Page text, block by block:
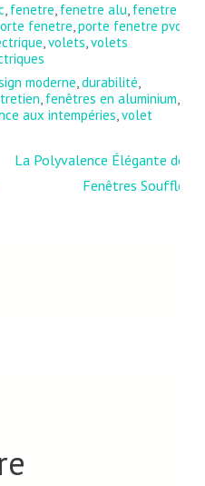
, fenetre, fenetre alu, fenetre
fenetre,porte fenetre pvc
,volets,volets
moderne,durabilité,
, fenêtres en aluminium,
aux intempéries,volet
La Polyvalence Élégante des
Fenêtres Soufflet